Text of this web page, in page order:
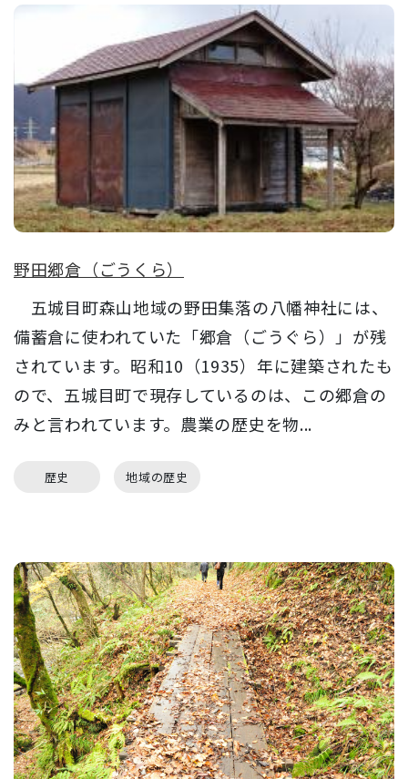
野田郷倉（ごうくら）
五城目町森山地域の野田集落の八幡神社には、
備蓄倉に使われていた「郷倉（ごうぐら）」が残
されています。昭和10（1935）年に建築されたも
ので、五城目町で現存しているのは、この郷倉の
みと言われています。農業の歴史を物...
歴史 地域の歴史